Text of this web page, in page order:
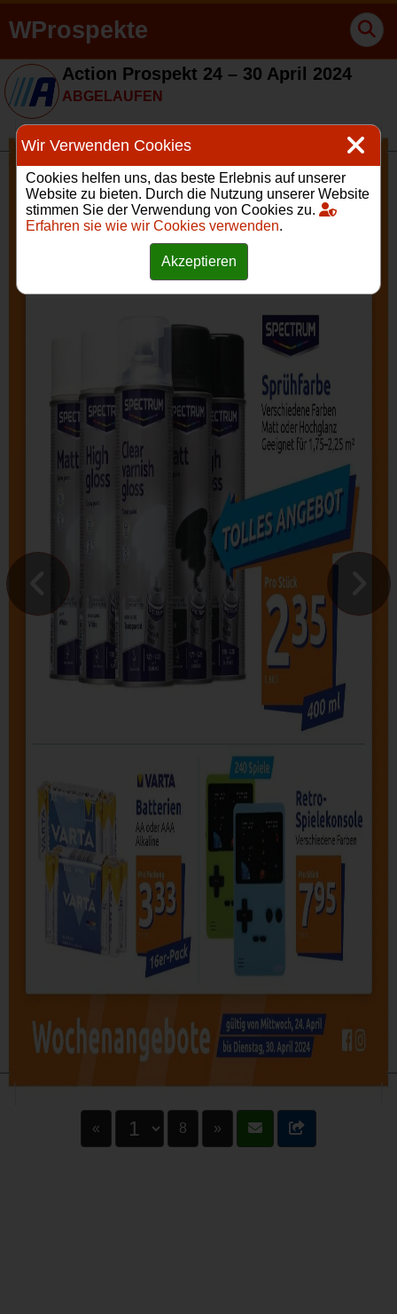
WProspekte
Action Prospekt 24 – 30 April 2024
ABGELAUFEN
« 8 »
Wir Verwenden Cookies
Cookies helfen uns, das beste Erlebnis auf unserer
Website zu bieten. Durch die Nutzung unserer Website
stimmen Sie der Verwendung von Cookies zu.
Erfahren sie wie wir Cookies verwenden.
Akzeptieren